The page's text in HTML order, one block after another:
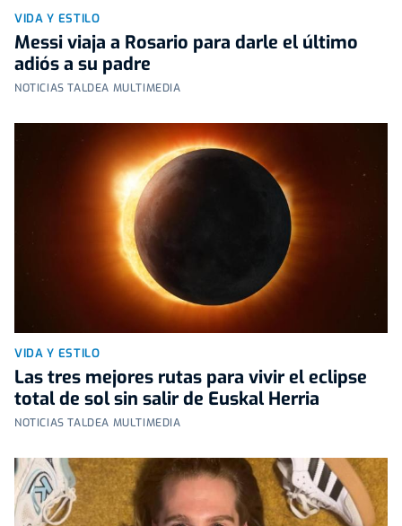
VIDA Y ESTILO
Messi viaja a Rosario para darle el último
adiós a su padre
NOTICIAS TALDEA MULTIMEDIA
VIDA Y ESTILO
Las tres mejores rutas para vivir el eclipse
total de sol sin salir de Euskal Herria
NOTICIAS TALDEA MULTIMEDIA